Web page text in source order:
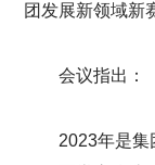
团发展新领域新
会议指出：
2023年是集